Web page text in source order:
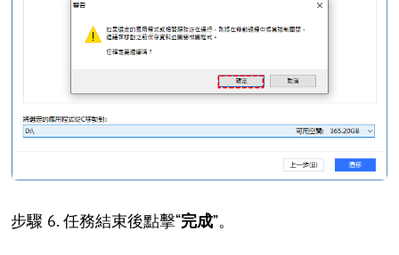
步驟 6. 任務結束後點擊“完成”。